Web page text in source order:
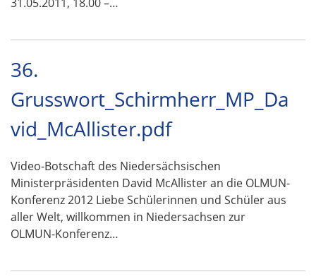
36.
Grusswort_Schirmherr_MP_Da
vid_McAllister.pdf
Video-Botschaft des Niedersächsischen
Ministerpräsidenten David McAllister an die OLMUN-
Konferenz 2012 Liebe Schülerinnen und Schüler aus
aller Welt, willkommen in Niedersachsen zur
OLMUN-Konferenz…